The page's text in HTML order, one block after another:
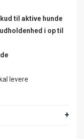
til aktive hunde
i op til
levere